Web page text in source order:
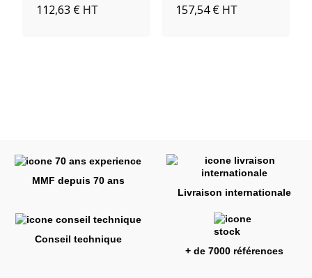
112,63 € HT 157,54 € HT
MMF depuis 70 ans
Livraison internationale
Conseil technique
+ de 7000 références